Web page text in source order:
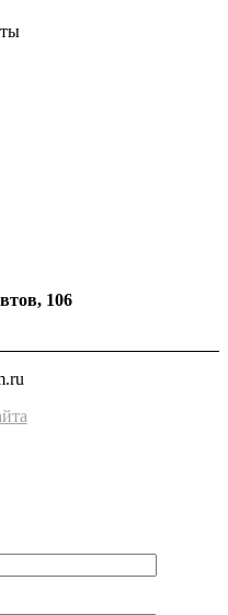
106